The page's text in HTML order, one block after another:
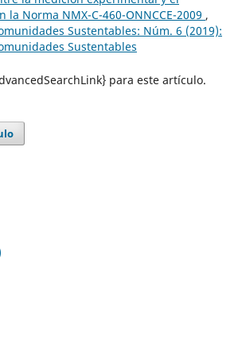
la Norma NMX-C-460-ONNCCE-2009 ,
Sustentables: Núm. 6 (2019):
Sustentables
para este artículo.